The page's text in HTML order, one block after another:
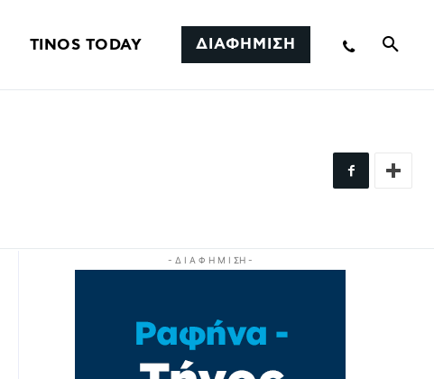
TINOS TODAY ΔΙΑΦΗΜΙΣΗ
- Δ Ι Α Φ Η Μ Ι ΣΗ -